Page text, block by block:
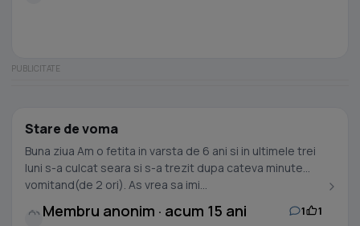
Stare de voma
Buna ziua Am o fetita in varsta de 6 ani si in ultimele trei
luni s-a culcat seara si s-a trezit dupa cateva minute
vomitand(de 2 ori). As vrea sa imi...
Membru anonim · acum 15 ani 1 1